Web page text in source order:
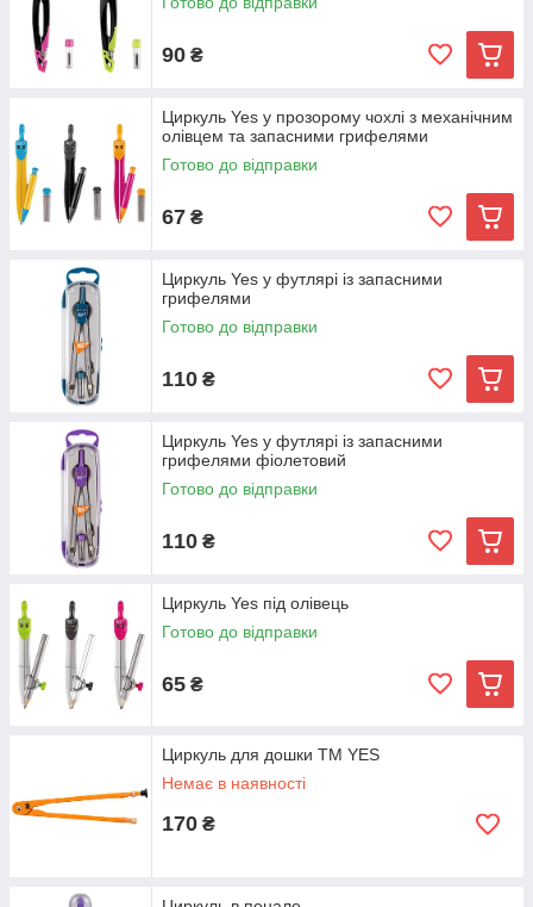
90 ₴
Циркуль Yes у прозорому чохлі з механічним
олівцем та запасними грифелями
Готово до відправки
67 ₴
Циркуль Yes у футлярі із запасними
грифелями
Готово до відправки
110 ₴
Циркуль Yes у футлярі із запасними
грифелями фіолетовий
Готово до відправки
110 ₴
Циркуль Yes під олівець
Готово до відправки
65 ₴
Циркуль для дошки TM YES
Немає в наявності
170 ₴